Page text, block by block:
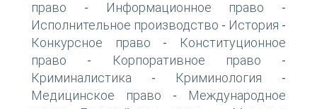
право - Информационное право -
Исполнительное производство - История -
Конкурсное право -
Конституционное
право - Корпоративное право -
Криминалистика - Криминология -
Медицинское право -
Международное